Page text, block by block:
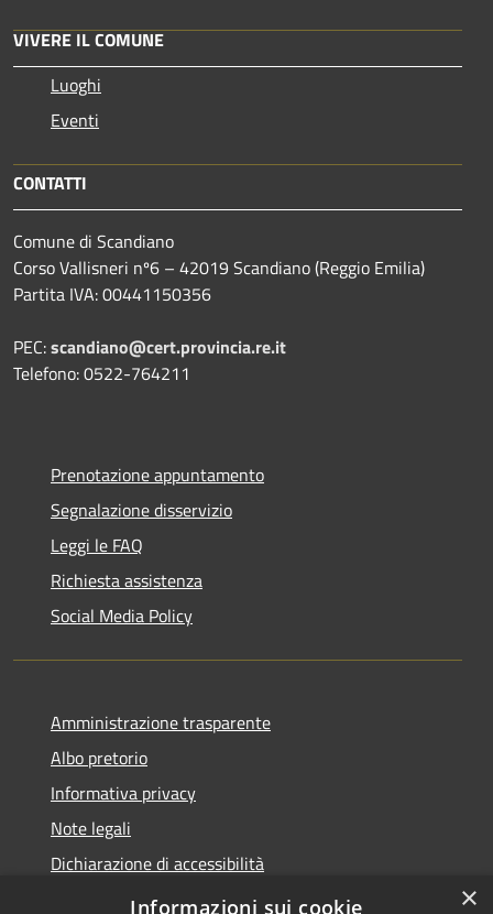
VIVERE IL COMUNE
Luoghi
Eventi
CONTATTI
Comune di Scandiano
Corso Vallisneri nº6 – 42019 Scandiano (Reggio Emilia)
Partita IVA: 00441150356
PEC:scandiano@cert.provincia.re.it
Telefono: 0522-764211
Prenotazione appuntamento
Segnalazione disservizio
Leggi le FAQ
Richiesta assistenza
Social Media Policy
Amministrazione trasparente
Albo pretorio
Informativa privacy
Note legali
Dichiarazione di accessibilità
Piano di miglioramento del sito
×
Informazioni sui cookie